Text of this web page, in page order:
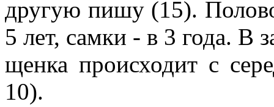
другую пишу (15).
5 лет, самки - в 3 года. В
щенка происходит с
10).